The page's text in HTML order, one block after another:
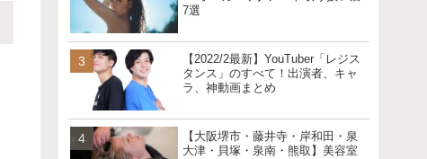
7選
【2022/2最新】YouTuber「レジス
タンス」のすべて！出演者、キャ
ラ、神動画まとめ
【大阪堺市・藤井寺・岸和田・泉
大津・貝塚・泉南・熊取】美容室